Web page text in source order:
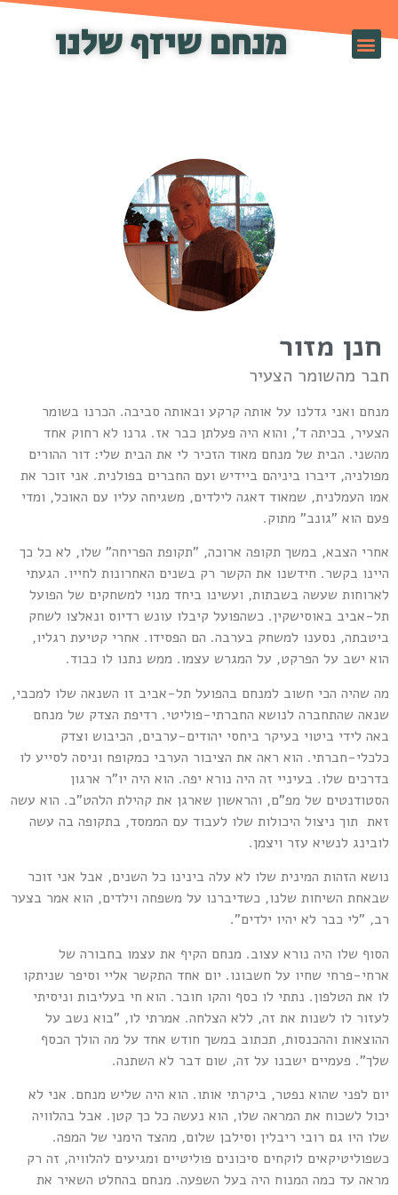
מנחם שיזף שלנו
חנן מזור
מהשומר הצעיר
ואני גדלנו על אותה קרקע ובאותה סביבה. הכרנו בשומר
בכיתה ד', והוא היה פעלתן כבר אז. גרנו לא רחוק אחד
הבית של מנחם מאוד הזכיר לי את הבית שלי: דור ההורים
דיברו ביניהם ביידיש ועם החברים בפולנית. אני זוכר את
העמלנית, שמאוד דאגה לילדים, משגיחה עליו עם האוכל, ומדי
הוא "גונב" מתוק.
הצבא, במשך תקופה ארוכה, "תקופת הפריחה" שלו, לא כל כך
בקשר. חידשנו את הקשר רק בשנים האחרונות לחייו. הגעתי
שעשה בשבתות, ועשינו ביחד מנוי למשחקים של הפועל
אביב באוסישקין. כשהפועל קיבלו עונש רדיוס ונאלצו לשחק
נסענו למשחק בערבה. הם הפסידו. אחרי קטיעת רגליו,
ישב על הפרקט, על המגרש עצמו. ממש נתנו לו כבוד.
שהיה הכי חשוב למנחם בהפועל תל-אביב זו השנאה שלו למכבי,
שהתחברה לנושא החברתי-פוליטי. רדיפת הצדק של מנחם
לידי ביטוי בעיקר ביחסי יהודים-ערבים, הכיבוש וצדק
חברתי. הוא ראה את הציבור הערבי כמקופח וניסה לסייע לו
שלו. בעיניי זה היה נורא יפה. הוא היה יו"ר ארגון
של מפ"ם, והראשון שארגן את קהילת הלהט"ב. הוא עשה
תוך ניצול היכולות שלו לעבוד עם הממסד, בתקופה בה עשה
לנשיא עזר ויצמן.
הזהות המינית שלו לא עלה בינינו כל השנים, אבל אני זוכר
השיחות שלנו, כשדיברנו על משפחה וילדים, הוא אמר בצער
"לי כבר לא יהיו ילדים".
שלו היה נורא עצוב. מנחם הקיף את עצמו בחבורה של
פרחי שחיו על חשבונו. יום אחד התקשר אליי וסיפר שניתקו
את הטלפון. נתתי לו כסף והקו חובר. הוא חי בעליבות וניסיתי
לו לשנות את זה, ללא הצלחה. אמרתי לו, "בוא נשב על
וההכנסות, תכתוב במשך חודש אחד על מה הולך הכסף
פעמיים ישבנו על זה, שום דבר לא השתנה.
לפני שהוא נפטר, ביקרתי אותו. הוא היה שליש מנחם. אני לא
לשכוח את המראה שלו, הוא נעשה כל כך קטן. אבל בהלוויה
היו גם רובי ריבלין וסילבן שלום, מהצד הימני של המפה.
לוקחים סיכונים פוליטיים ומגיעים להלוויה, זה רק
עד כמה המנוח היה בעל השפעה. מנחם בהחלט השאיר את